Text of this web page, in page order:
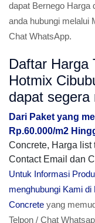
dapat Bernego Harga
anda hubungi melalui
Chat WhatsApp.
Daftar Harga
Hotmix
dapat segera
Dari Paket yang
Rp.60.000/m2
Concrete, Harga list
Contact Email dan
Untuk Informasi
menghubungi Kami
Concrete yang
Telpon / Chat